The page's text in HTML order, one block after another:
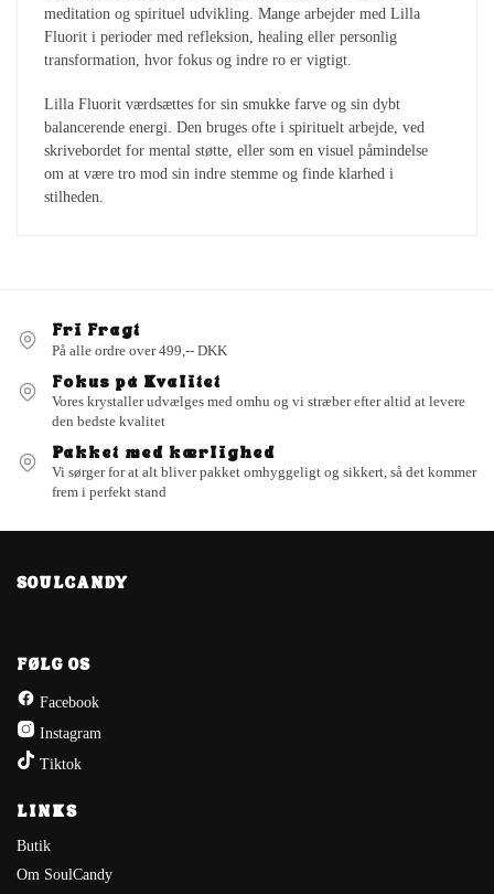
meditation og spirituel udvikling. Mange arbejder med Lilla
Fluorit i perioder med refleksion, healing eller personlig
transformation, hvor fokus og indre ro er vigtigt.
Lilla Fluorit værdsættes for sin smukke farve og sin dybt
balancerende energi. Den bruges ofte i spirituelt arbejde, ved
skrivebordet for mental støtte, eller som en visuel påmindelse
om at være tro mod sin indre stemme og finde klarhed i
stilheden.
Fri Fragt
På alle ordre over 499,-- DKK
Fokus på Kvalitet
Vores krystaller udvælges med omhu og vi stræber efter altid at levere
den bedste kvalitet
Pakket med kærlighed
Vi sørger for at alt bliver pakket omhyggeligt og sikkert, så det kommer
frem i perfekt stand
SOULCANDY
FØLG OS
Facebook
Instagram
Tiktok
LINKS
Butik
Om SoulCandy